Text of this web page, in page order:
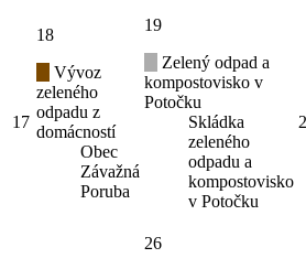
17
18
Vývoz
zeleného
odpadu z
domácností
Obec
Závažná
Poruba
19
Zelený odpad a
kompostovisko v
Potočku
Skládka
zeleného
odpadu a
kompostovisko
v Potočku
26